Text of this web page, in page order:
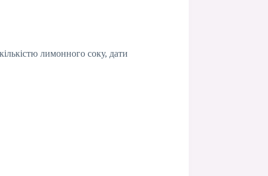
лимонного соку, дати